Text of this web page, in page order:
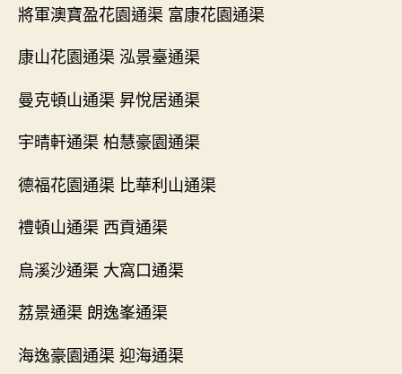
將軍澳寶盈花園通渠 富康花園通渠
康山花園通渠 泓景臺通渠
曼克頓山通渠 昇悅居通渠
宇晴軒通渠 柏慧豪園通渠
德福花園通渠 比華利山通渠
禮頓山通渠 西貢通渠
烏溪沙通渠 大窩口通渠
荔景通渠 朗逸峯通渠
海逸豪園通渠 迎海通渠